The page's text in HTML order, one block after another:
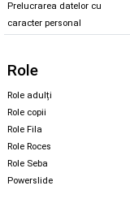
Prelucrarea datelor cu
caracter personal
Role
Role adulți
Role copii
Role Fila
Role Roces
Role Seba
Powerslide